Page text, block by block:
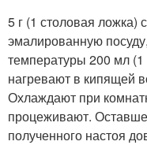
5 г (1 столовая
эмалированную
температуры 200 мл
нагревают в кипящей
Охлаждают при
процеживают.
полученного настоя